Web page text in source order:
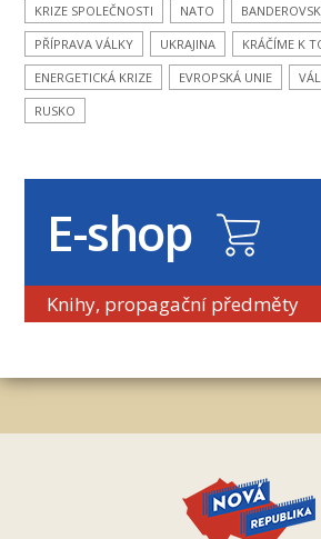
KRIZE SPOLEČNOSTI
NATO
PŘÍPRAVA VÁLKY
UKRAJINA
KRÁČÍME K
ENERGETICKÁ KRIZE
EVROPSKÁ UNIE
RUSKO
E-shop
Knihy, propagační předměty